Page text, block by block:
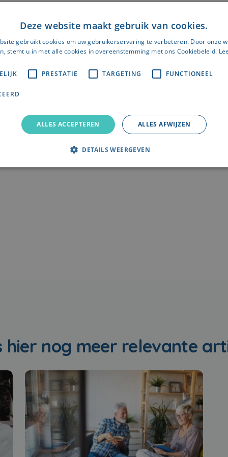
voor Annie is ook geen assistentiewoning maar een
de stad zonder verplichte zorg, maar met zorg on
een pensioenflat de ideale
BEKIJK DAN SNEL NESTIA D'OR HARELBEKE
hier nog meer relevante
Deze website maakt gebruik van cookies.
gebruikt cookies om uw gebruikerservaring te verbeteren. Door onze
stemt u in met alle cookies in overeenstemming met ons Cookiebeleid.
PRESTATIE TARGETING FUNCTIONEEL
ALLES ACCEPTEREN ALLES AFWIJZEN
DETAILS WEERGEVEN